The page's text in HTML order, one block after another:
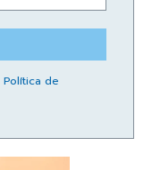
Política de